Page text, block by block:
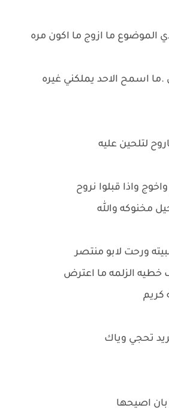
الموضوع ما ازوج ما اكون مره
اسمح الاحد يملكني غيره
لتلحين عليه
واذا قبلوا نروح
مخنوكه والله
ورحت لابو منتصر
خطيه الزلمه ما اعترض
كريم
تحجي وياك
اصيحها